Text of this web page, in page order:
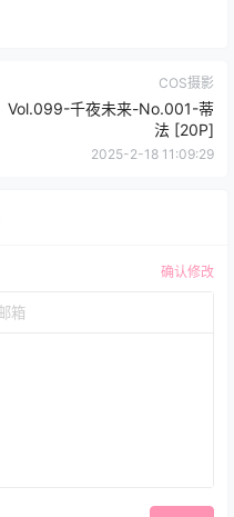
COS摄影
Vol.099-千夜未来-No.001-蒂
法 [20P]
2025-2-18 11:09:29
确认修改